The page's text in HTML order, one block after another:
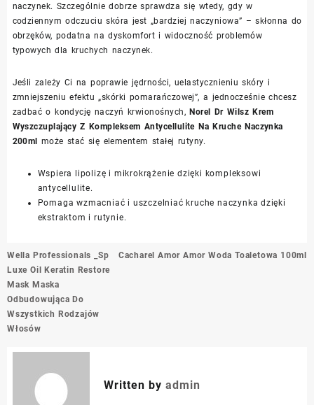
naczynek. Szczególnie dobrze sprawdza się wtedy, gdy w
codziennym odczuciu skóra jest „bardziej naczyniowa” – skłonna do
obrzęków, podatna na dyskomfort i widoczność problemów
typowych dla kruchych naczynek.
Jeśli zależy Ci na poprawie jędrności, uelastycznieniu skóry i
zmniejszeniu efektu „skórki pomarańczowej”, a jednocześnie chcesz
zadbać o kondycję naczyń krwionośnych,Norel Dr Wilsz Krem
Wyszczuplający Z Kompleksem Antycellulite Na Kruche Naczynka
200ml może stać się elementem stałej rutyny.
Wspiera lipolizę i mikrokrążenie dzięki kompleksowi
antycellulite.
Pomaga wzmacniać i uszczelniać kruche naczynka dzięki
ekstraktom i rutynie.
Nawigacja
wpisu
Wella Professionals _Sp
Luxe Oil Keratin Restore
Mask Maska
Odbudowująca Do
Wszystkich Rodzajów
Włosów
Cacharel Amor Amor Woda Toaletowa 100ml
Written by admin